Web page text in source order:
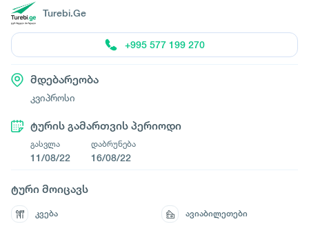
Turebi.Ge
+995 577 199 270
მდებარეობა
კვიპროსი
ტურის გამართვის პერიოდი
გასვლა
11/08/22
დაბრუნება
16/08/22
ტური მოიცავს
კვება ავიაბილეთები